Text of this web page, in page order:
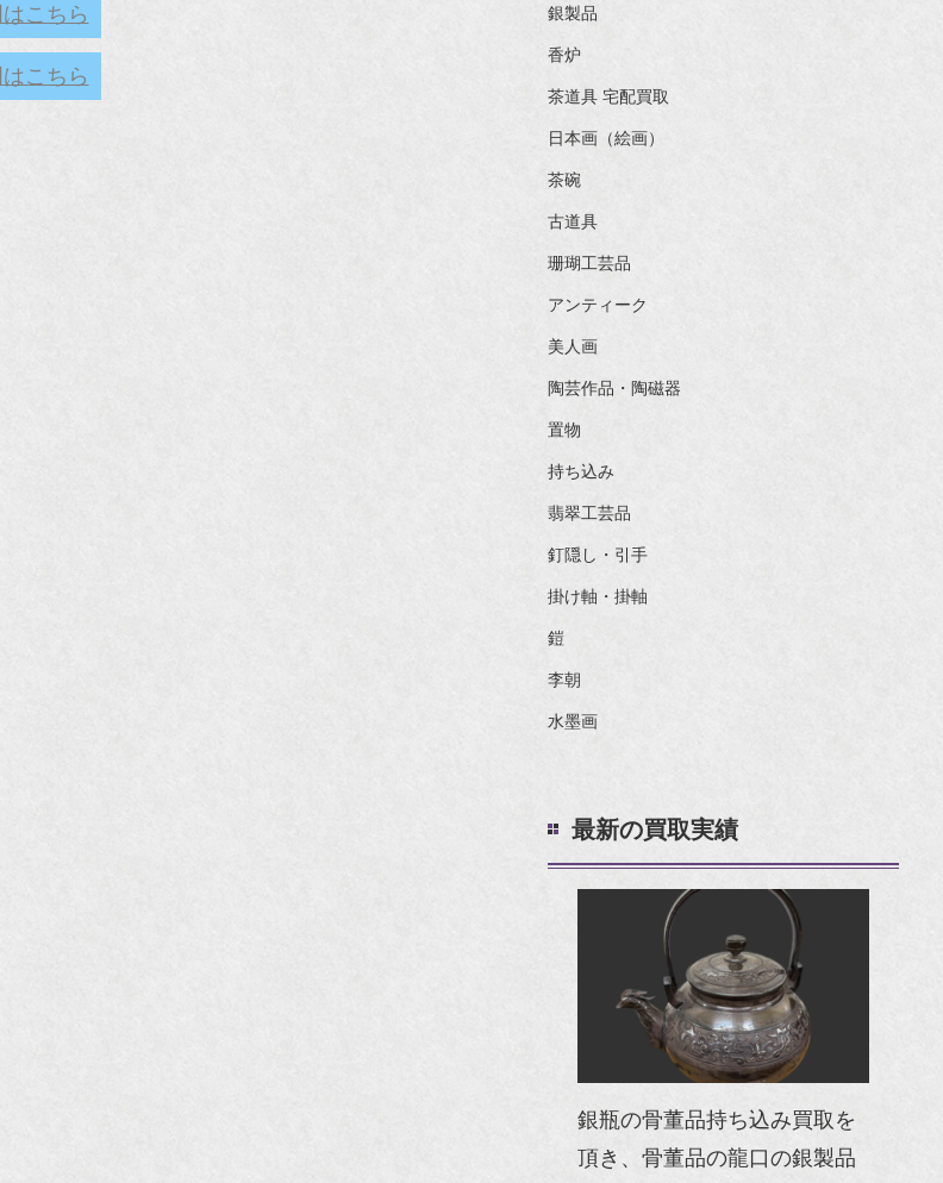
こちら
こちら
銀製品
香炉
茶道具 宅配買取
日本画（絵画）
茶碗
古道具
珊瑚工芸品
アンティーク
美人画
陶芸作品・陶磁器
置物
持ち込み
翡翠工芸品
釘隠し・引手
掛け軸・掛軸
鎧
李朝
水墨画
最新の買取実績
銀瓶の骨董品持ち込み買取を
頂き、骨董品の龍口の銀製品